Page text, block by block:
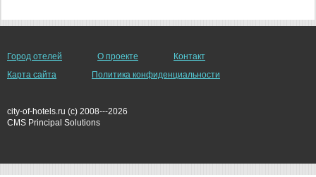
Город отелей О проекте
Контакт
Карта сайта
Политика конфиденциальности
city-of-hotels.ru (c) 2008---2026
СMS Principal Solutions